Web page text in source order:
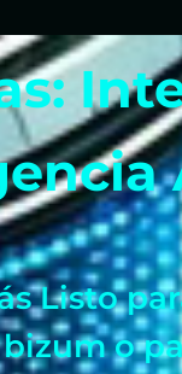
Listo
o